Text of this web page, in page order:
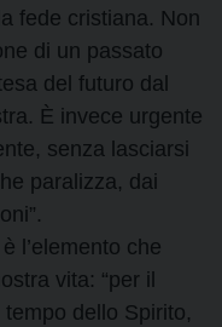
fede cristiana. Non
di un passato
del futuro dal
È invece urgente
senza lasciarsi
paralizza, dai
l’elemento che
vita: “per il
dello Spirito,